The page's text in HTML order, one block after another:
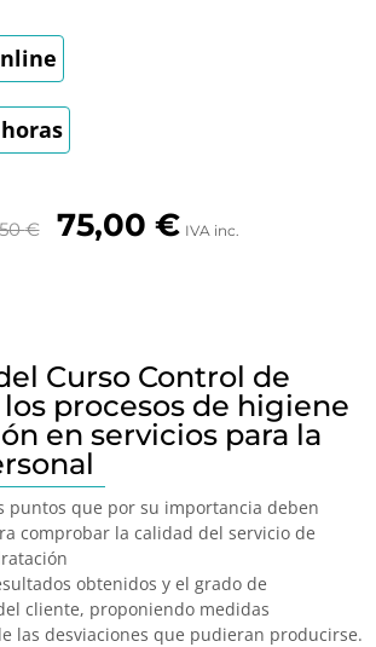
€ 75,00 € IVA inc.
Curso Control de
procesos de higiene
en servicios para la
puntos que por su importancia deben
comprobar la calidad del servicio de
obtenidos y el grado de
cliente, proponiendo medidas
las desviaciones que pudieran producirse.